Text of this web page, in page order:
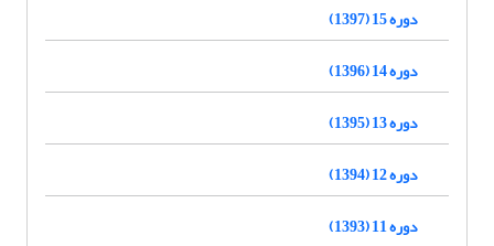
دوره 15 (1397)
دوره 14 (1396)
دوره 13 (1395)
دوره 12 (1394)
دوره 11 (1393)